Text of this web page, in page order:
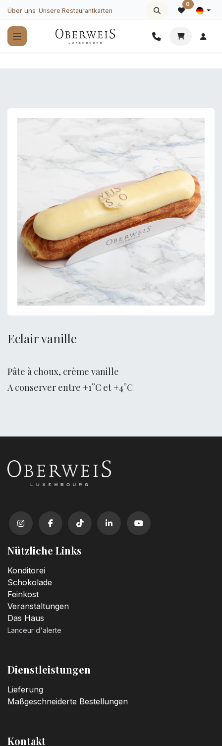
Zum Inhalt springen
Über uns Unsere Restaurantkarten
0
Eclair vanille
Pâte à choux, crème vanille
A conserver entre +1°C et +4°C
Nützliche Links
Konditorei
Schokolade
Feinkost
Veranstaltungen
Das Haus
Lanceur d'alerte
Dienstleistungen
Lieferung
Maßgeschneiderte Bestellungen
Kontakt